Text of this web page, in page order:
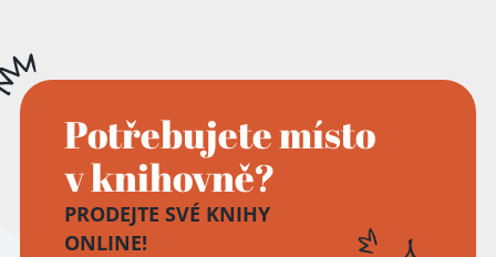
Potřebujete místo
v knihovně?
PRODEJTE SVÉ KNIHY
ONLINE!